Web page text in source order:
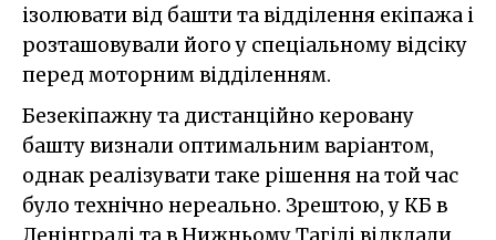
ізолювати від башти та відділення екіпажа і
розташовували його у спеціальному відсіку
перед моторним відділенням.
Безекіпажну та дистанційно керовану
башту визнали оптимальним варіантом,
однак реалізувати таке рішення на той час
було технічно нереально. Зрештою, у КБ в